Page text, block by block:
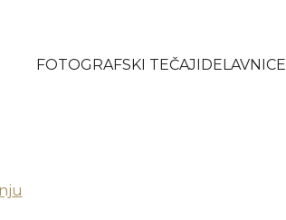
FOTOGRAFSKI TEČAJIDELAVNICE